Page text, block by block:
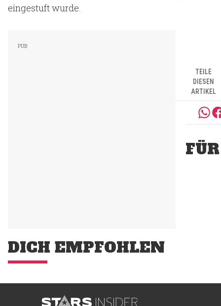
eingestuft wurde.
TEILE
DIESEN
ARTIKEL
FÜR
DICH EMPFOHLEN